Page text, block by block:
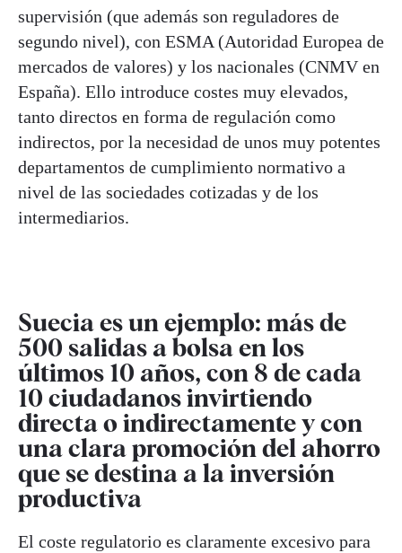
supervisión (que además son reguladores de
segundo nivel), con ESMA (Autoridad Europea de
mercados de valores) y los nacionales (CNMV en
España). Ello introduce costes muy elevados,
tanto directos en forma de regulación como
indirectos, por la necesidad de unos muy potentes
departamentos de cumplimiento normativo a
nivel de las sociedades cotizadas y de los
intermediarios.
Suecia es un ejemplo: más de
500 salidas a bolsa en los
últimos 10 años, con 8 de cada
10 ciudadanos invirtiendo
directa o indirectamente y con
una clara promoción del ahorro
que se destina a la inversión
productiva
El coste regulatorio es claramente excesivo para